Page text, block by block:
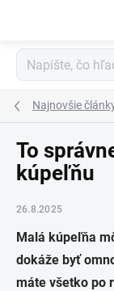
Najnovšie
To
kúpeľňu
26.8.2025
Malá kúpeľňa
dokáže byť
máte všetko po